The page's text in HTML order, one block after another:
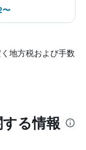
〜
地方税および手数
る情報